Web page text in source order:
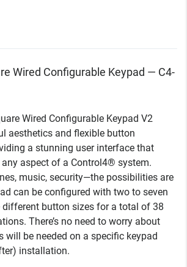
Wired Configurable Keypad — C4-
Wired Configurable Keypad V2
aesthetics and flexible button
a stunning user interface that
aspect of a Control4® system.
music, security—the possibilities are
can be configured with two to seven
button sizes for a total of 38
There’s no need to worry about
will be needed on a specific keypad
installation.